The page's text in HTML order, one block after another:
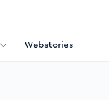
Webstories